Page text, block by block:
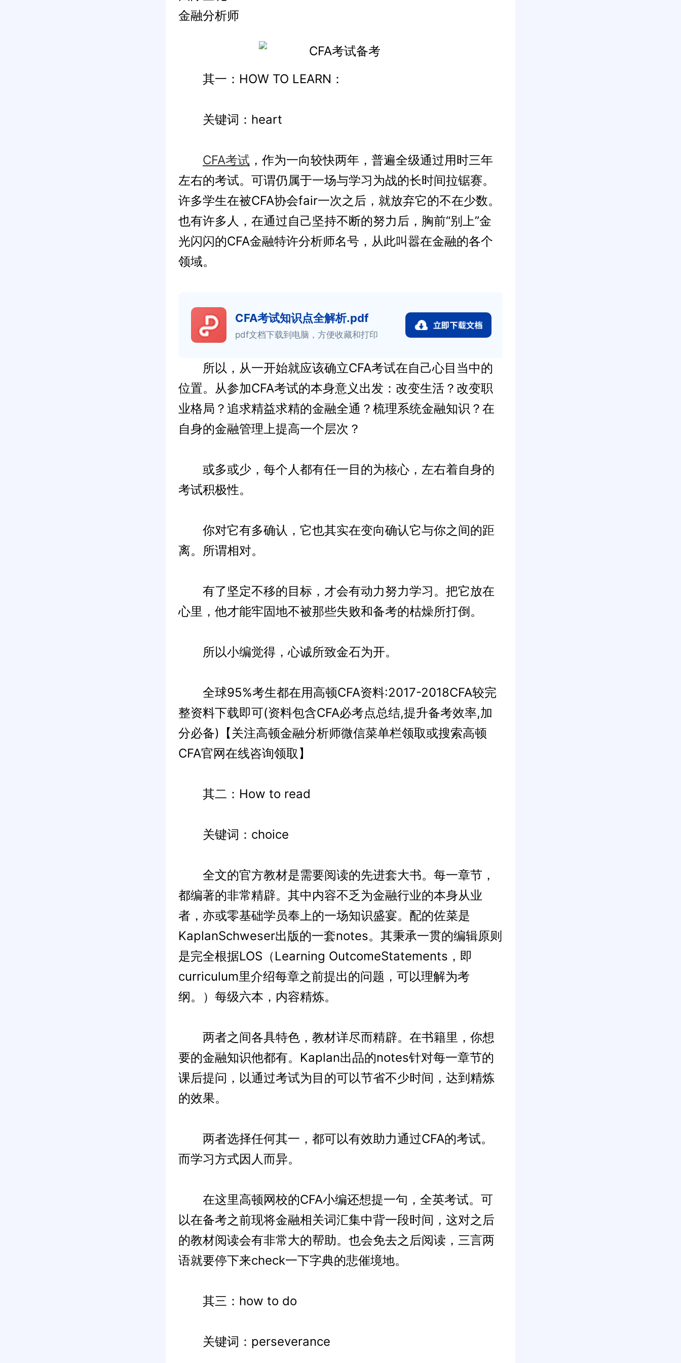
金融分析师
其一：HOW TO LEARN：
关键词：heart
CFA考试 ，作为一向较快两年，普遍全级通过用时三年
左右的考试。可谓仍属于一场与学习为战的长时间拉锯赛。
许多学生在被CFA协会fair一次之后，就放弃它的不在少数。
也有许多人，在通过自己坚持不断的努力后，胸前“别上”金
光闪闪的CFA金融特许分析师名号，从此叫嚣在金融的各个
领域。
CFA考试知识点全解析.pdf
pdf文档下载到电脑，方便收藏和打印
所以，从一开始就应该确立CFA考试在自己心目当中的
位置。从参加CFA考试的本身意义出发：改变生活？改变职
业格局？追求精益求精的金融全通？梳理系统金融知识？在
自身的金融管理上提高一个层次？
或多或少，每个人都有任一目的为核心，左右着自身的
考试积极性。
你对它有多确认，它也其实在变向确认它与你之间的距
离。所谓相对。
有了坚定不移的目标，才会有动力努力学习。把它放在
心里，他才能牢固地不被那些失败和备考的枯燥所打倒。
所以小编觉得，心诚所致金石为开。
全球95%考生都在用高顿CFA资料:2017-2018CFA较完
整资料下载即可(资料包含CFA必考点总结,提升备考效率,加
分必备)【关注高顿金融分析师微信菜单栏领取或搜索高顿
CFA官网在线咨询领取】
其二：How to read
关键词：choice
全文的官方教材是需要阅读的先进套大书。每一章节，
都编著的非常精辟。其中内容不乏为金融行业的本身从业
者，亦或零基础学员奉上的一场知识盛宴。配的佐菜是
KaplanSchweser出版的一套notes。其秉承一贯的编辑原则
是完全根据LOS（Learning OutcomeStatements，即
curriculum里介绍每章之前提出的问题，可以理解为考
纲。）每级六本，内容精炼。
两者之间各具特色，教材详尽而精辟。在书籍里，你想
要的金融知识他都有。Kaplan出品的notes针对每一章节的
课后提问，以通过考试为目的可以节省不少时间，达到精炼
的效果。
两者选择任何其一，都可以有效助力通过CFA的考试。
而学习方式因人而异。
在这里高顿网校的CFA小编还想提一句，全英考试。可
以在备考之前现将金融相关词汇集中背一段时间，这对之后
的教材阅读会有非常大的帮助。也会免去之后阅读，三言两
语就要停下来check一下字典的悲催境地。
其三：how to do
关键词：perseverance